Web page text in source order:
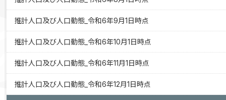
推計人口及び人口動態_令和6年9月1日時点
推計人口及び人口動態_令和6年10月1日時点
推計人口及び人口動態_令和6年11月1日時点
推計人口及び人口動態_令和6年12月1日時点